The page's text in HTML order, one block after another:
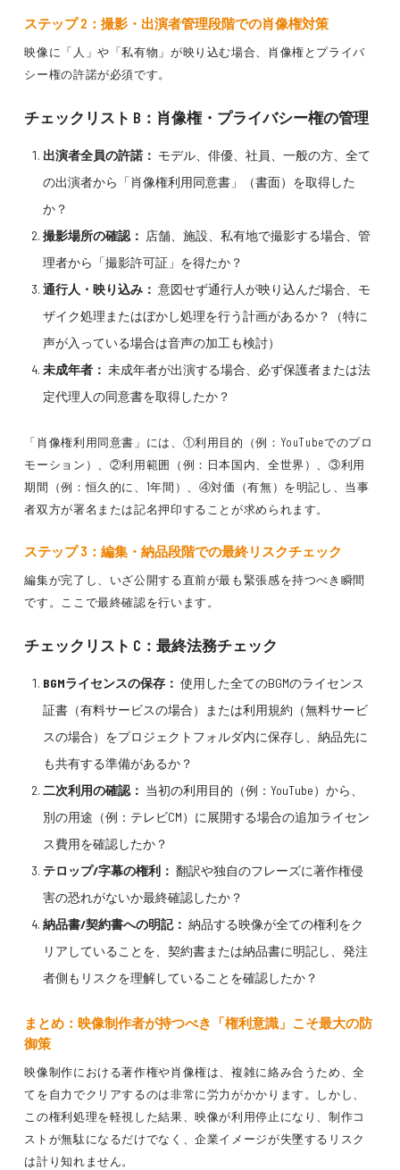
ステップ 2：撮影・出演者管理段階での肖像権対策
映像に「人」や「私有物」が映り込む場合、肖像権とプライバ
シー権の許諾が必須です。
チェックリスト B：肖像権・プライバシー権の管理
出演者全員の許諾： モデル、俳優、社員、一般の方、全て
の出演者から「肖像権利用同意書」（書面）を取得した
か？
撮影場所の確認： 店舗、施設、私有地で撮影する場合、管
理者から「撮影許可証」を得たか？
通行人・映り込み： 意図せず通行人が映り込んだ場合、モ
ザイク処理またはぼかし処理を行う計画があるか？（特に
声が入っている場合は音声の加工も検討）
未成年者： 未成年者が出演する場合、必ず保護者または法
定代理人の同意書を取得したか？
「肖像権利用同意書」には、①利用目的（例：YouTubeでのプロ
モーション）、②利用範囲（例：日本国内、全世界）、③利用
期間（例：恒久的に、1年間）、④対価（有無）を明記し、当事
者双方が署名または記名押印することが求められます。
ステップ 3：編集・納品段階での最終リスクチェック
編集が完了し、いざ公開する直前が最も緊張感を持つべき瞬間
です。ここで最終確認を行います。
チェックリスト C：最終法務チェック
BGMライセンスの保存： 使用した全てのBGMのライセンス
証書（有料サービスの場合）または利用規約（無料サービ
スの場合）をプロジェクトフォルダ内に保存し、納品先に
も共有する準備があるか？
二次利用の確認： 当初の利用目的（例：YouTube）から、
別の用途（例：テレビCM）に展開する場合の追加ライセン
ス費用を確認したか？
テロップ/字幕の権利： 翻訳や独自のフレーズに著作権侵
害の恐れがないか最終確認したか？
納品書/契約書への明記： 納品する映像が全ての権利をク
リアしていることを、契約書または納品書に明記し、発注
者側もリスクを理解していることを確認したか？
まとめ：映像制作者が持つべき「権利意識」こそ最大の防
御策
映像制作における著作権や肖像権は、複雑に絡み合うため、全
てを自力でクリアするのは非常に労力がかかります。しかし、
この権利処理を軽視した結果、映像が利用停止になり、制作コ
ストが無駄になるだけでなく、企業イメージが失墜するリスク
は計り知れません。